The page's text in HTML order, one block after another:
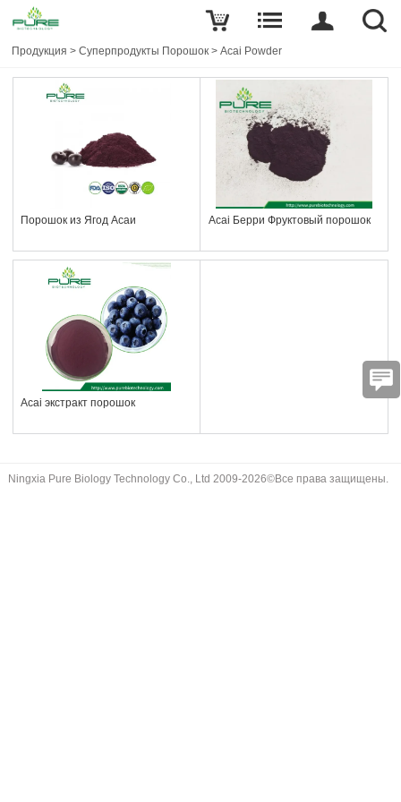
Продукция >Суперпродукты Порошок >Acai Powder
Порошок из Ягод Асаи Acai Берри Фруктовый порошок
Acai экстракт порошок
Ningxia Pure Biology Technology Co., Ltd 2009-2026©Все права защищены.